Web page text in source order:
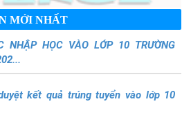
MỚI NHẤT
NHẬP HỌC VÀO LỚP 10 TRƯỜNG
kết quả trúng tuyển vào lớp 10